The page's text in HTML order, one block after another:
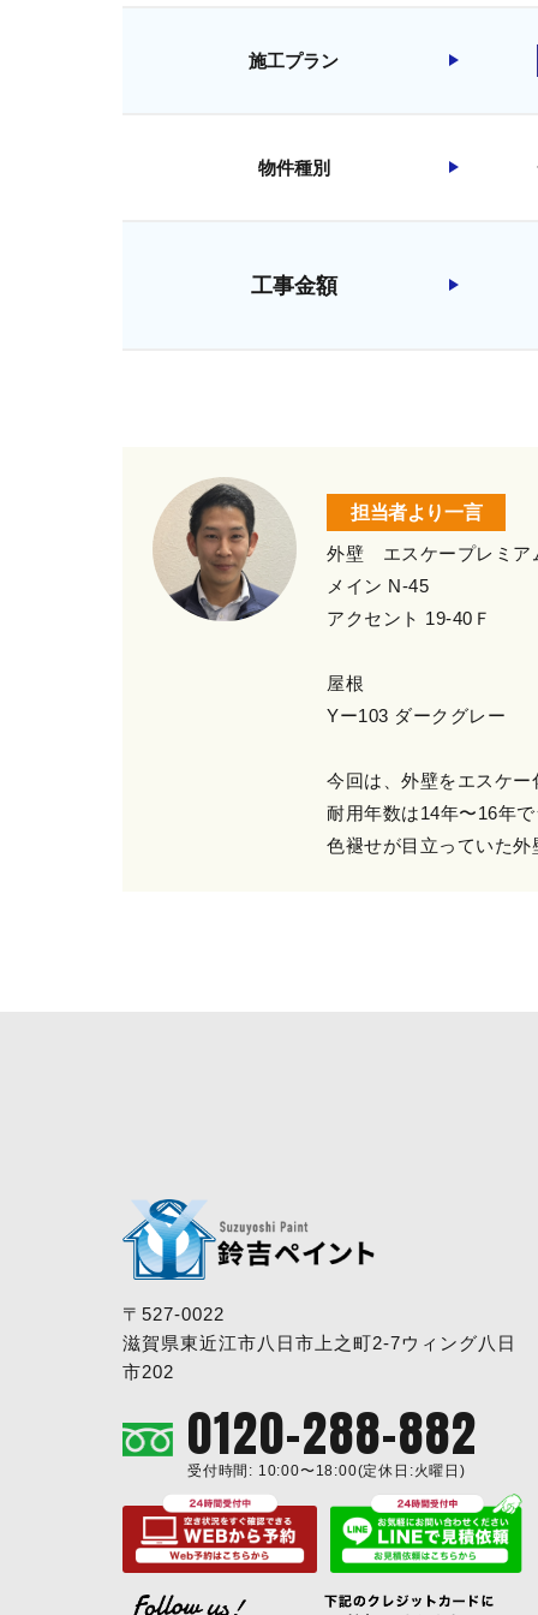
施工プラン
物件種別
工事金額
担当者より一言
外壁 エスケープレミア
メイン N-45
アクセント 19-40Ｆ
屋根
Yー103 ダークグレー
今回は、外壁をエスケ
耐用年数は14年〜16年
色褪せが目立っていた
〒527-0022
滋賀県東近江市八日市上之町2-7ウィング八日
市202
0120-288-882
受付時間: 10:00〜18:00(定休日:火曜日)